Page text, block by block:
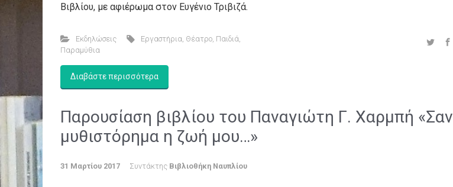
Βιβλίου, με αφιέρωμα στον Ευγένιο Τριβιζά.
Εκδηλώσεις Εργαστήρια Θέατρο Παιδιά
Παραμύθια
Διαβάστε περισσότερα
Παρουσίαση βιβλίου του Παναγιώτη Γ. Χαρμπή «Σαν
μυθιστόρημα η ζωή μου…»
31 Μαρτίου 2017 Συντάκτης Βιβλιοθήκη Ναυπλίου